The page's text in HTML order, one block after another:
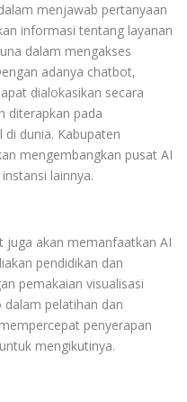
menjawab pertanyaan
informasi tentang layanan
dalam mengakses
adanya chatbot,
dialokasikan secara
diterapkan pada
dunia. Kabupaten
mengembangkan pusat AI
lainnya.
juga akan memanfaatkan AI
pendidikan dan
pemakaian visualisasi
pelatihan dan
penyerapan
mengikutinya.